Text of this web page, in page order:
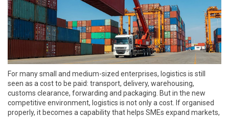
For many small and medium-sized enterprises, logistics is still
seen as a cost to be paid: transport, delivery, warehousing,
customs clearance, forwarding and packaging. But in the new
competitive environment, logistics is not only a cost. If organised
properly, it becomes a capability that helps SMEs expand markets,